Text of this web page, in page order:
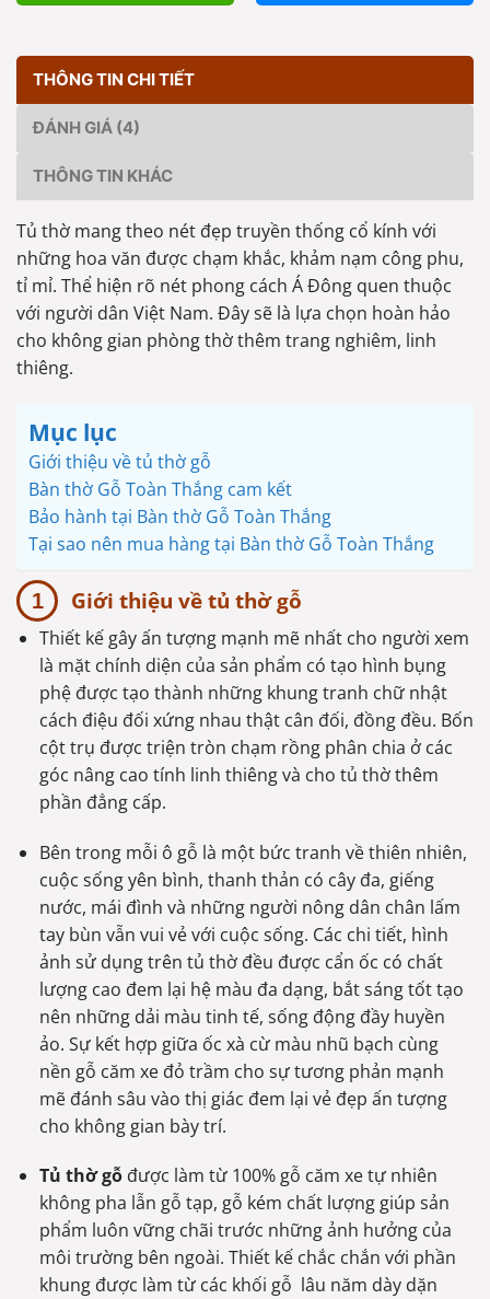
THÔNG TIN CHI TIẾT
ĐÁNH GIÁ (4)
THÔNG TIN KHÁC
Tủ thờ mang theo nét đẹp truyền thống cổ kính với
những hoa văn được chạm khắc, khảm nạm công phu,
tỉ mỉ. Thể hiện rõ nét phong cách Á Đông quen thuộc
với người dân Việt Nam. Đây sẽ là lựa chọn hoàn hảo
cho không gian phòng thờ thêm trang nghiêm, linh
thiêng.
Mục lục
Giới thiệu về tủ thờ gỗ
Bàn thờ Gỗ Toàn Thắng cam kết
Bảo hành tại Bàn thờ Gỗ Toàn Thắng
Tại sao nên mua hàng tại Bàn thờ Gỗ Toàn Thắng
Giới thiệu về tủ thờ gỗ
Thiết kế gây ấn tượng mạnh mẽ nhất cho người xem
là mặt chính diện của sản phẩm có tạo hình bụng
phệ được tạo thành những khung tranh chữ nhật
cách điệu đối xứng nhau thật cân đối, đồng đều. Bốn
cột trụ được triện tròn chạm rồng phân chia ở các
góc nâng cao tính linh thiêng và cho tủ thờ thêm
phần đẳng cấp.
Bên trong mỗi ô gỗ là một bức tranh về thiên nhiên,
cuộc sống yên bình, thanh thản có cây đa, giếng
nước, mái đình và những người nông dân chân lấm
tay bùn vẫn vui vẻ với cuộc sống. Các chi tiết, hình
ảnh sử dụng trên tủ thờ đều được cẩn ốc có chất
lượng cao đem lại hệ màu đa dạng, bắt sáng tốt tạo
nên những dải màu tinh tế, sống động đầy huyền
ảo. Sự kết hợp giữa ốc xà cừ màu nhũ bạch cùng
nền gỗ căm xe đỏ trầm cho sự tương phản mạnh
mẽ đánh sâu vào thị giác đem lại vẻ đẹp ấn tượng
cho không gian bày trí.
Tủ thờ gỗđược làm từ 100% gỗ căm xe tự nhiên
không pha lẫn gỗ tạp, gỗ kém chất lượng giúp sản
phẩm luôn vững chãi trước những ảnh hưởng của
môi trường bên ngoài. Thiết kế chắc chắn với phần
khung được làm từ các khối gỗ lâu năm dày dặn